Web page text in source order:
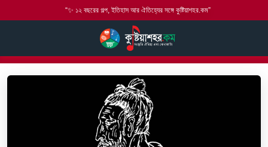
“✨ ১২ বছরের গল্প, ইতিহাস আর ঐতিহ্যের সঙ্গে কুষ্টিয়াশহর.কম”
আমার আপন খবর আপনার হয় না